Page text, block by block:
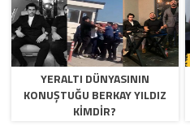
YERALTI DÜNYASININ
KONUŞTUĞU BERKAY YILDIZ
KIMDIR?